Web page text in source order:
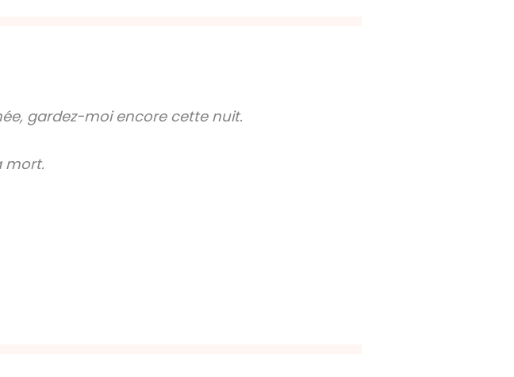
gardez-moi encore cette nuit.
mort.